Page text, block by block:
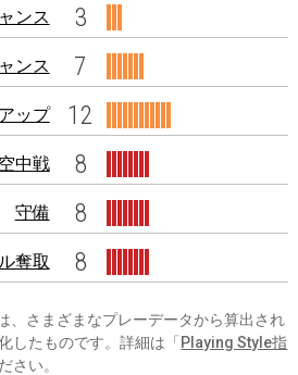
ンス 3
ンス 7
ップ 12
中戦 8
守備 8
奪取 8
、さまざまなプレーデータから算出され
したものです。詳細は「 Playing Style指
さい。